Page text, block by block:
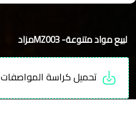
لبيع مواد متنوعة- MZ003مزاد
تحميل كراسة المواصفات